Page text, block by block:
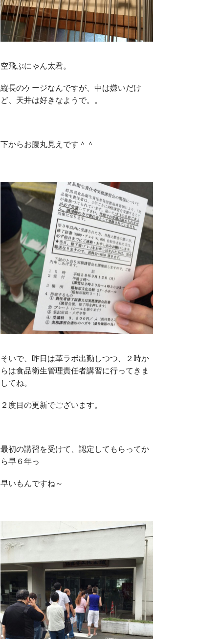
o
o
k
e
r
空飛ぶにゃん太君。
縦長のケージなんですが、中は嫌いだけ
ど、天井は好きなようで。。
下からお腹丸見えです＾＾
そいで、昨日は革ラボ出勤しつつ、２時か
らは食品衛生管理責任者講習に行ってきま
してね。
２度目の更新でございます。
最初の講習を受けて、認定してもらってか
ら早６年っ
早いもんですね～